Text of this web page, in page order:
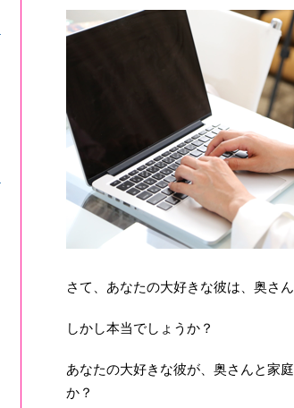
さて、あなたの大好きな彼は、奥さ
しかし本当でしょうか？
あなたの大好きな彼が、奥さんと家
か？